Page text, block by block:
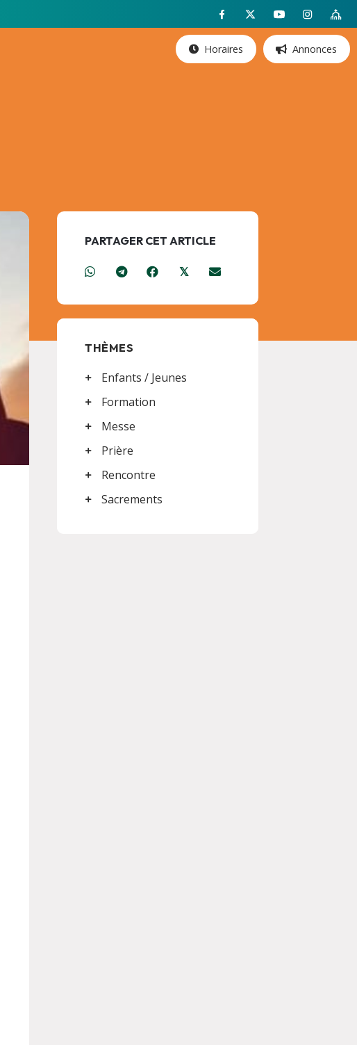
Horaires Annonces
PARTAGER CET ARTICLE
𝕏
THÈMES
Enfants / Jeunes
Formation
Messe
Prière
Rencontre
Sacrements